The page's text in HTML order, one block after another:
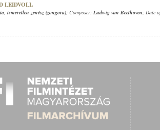
LEIDVOLL
, ismeretlen zenész (zongora); Composer: Ludwig van Beethoven; Date